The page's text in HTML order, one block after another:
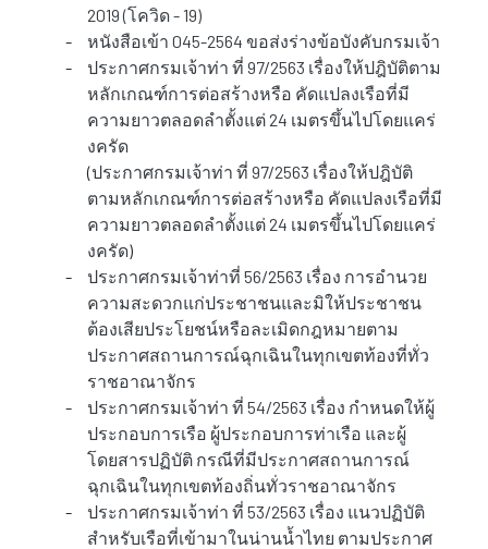
2019 (โควิด - 19)
-
หนังสือเข้า 045-2564 ขอส่งร่างข้อบังคับกรมเจ้า
-
ประกาศกรมเจ้าท่า ที่ 97/2563 เรื่องให้ปฎิบัติตาม
หลักเกณฑ์การต่อสร้างหรือ คัดแปลงเรือที่มี
ความยาวตลอดลำตั้งแต่ 24 เมตรขึ้นไปโดยแคร่
งครัด
(ประกาศกรมเจ้าท่า ที่ 97/2563 เรื่องให้ปฎิบัติ
ตามหลักเกณฑ์การต่อสร้างหรือ คัดแปลงเรือที่มี
ความยาวตลอดลำตั้งแต่ 24 เมตรขึ้นไปโดยแคร่
งครัด)
-
ประกาศกรมเจ้าท่าที่ 56/2563 เรื่อง การอำนวย
ความสะดวกแก่ประชาชนและมิให้ประชาชน
ต้องเสียประโยชน์หรือละเมิดกฎหมายตาม
ประกาศสถานการณ์ฉุกเฉินในทุกเขตท้องที่ทั่ว
ราชอาณาจักร
-
ประกาศกรมเจ้าท่า ที่ 54/2563 เรื่อง กำหนดให้ผู้
ประกอบการเรือ ผู้ประกอบการท่าเรือ และผู้
โดยสารปฏิบัติ กรณีที่มีประกาศสถานการณ์
ฉุกเฉินในทุกเขตท้องถิ่นทั่วราชอาณาจักร
-
ประกาศกรมเจ้าท่า ที่ 53/2563 เรื่อง แนวปฏิบัติ
สำหรับเรือที่เข้ามาในน่านน้ำไทย ตามประกาศ